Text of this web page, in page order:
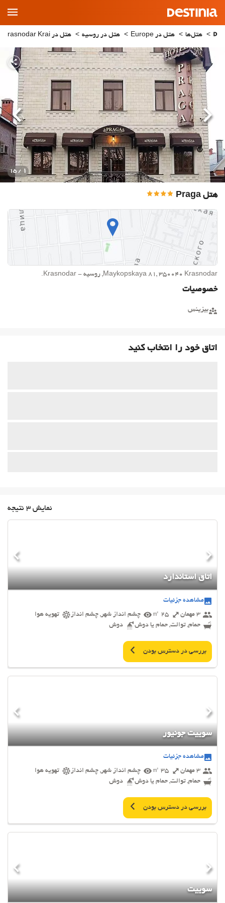
Main
Menu
هتل‌ها هتل در Europe هتل در روسیه هتل در Krasnodar Krai
هتل Praga
1
/ 15
قبلی بعدی
Maykopskaya 81, 350040 Krasnodar, روسیه - Krasnodar.
خصوصیات
بیزینس
اتاق خود را انتخاب کنید
نمایش 3 نتیجه
اتاق استاندارد
مشاهده جزئیات
3 مهمان
25 ㎡ چشم انداز شهر, چشم انداز
تهویه هوا
حمام, توالت, حمام یا دوش
دوش
بررسی در دسترس بودن
سوییت جونیور
مشاهده جزئیات
3 مهمان
35 ㎡ چشم انداز شهر, چشم انداز
تهویه هوا
حمام, توالت, حمام یا دوش
دوش
بررسی در دسترس بودن
سوییت